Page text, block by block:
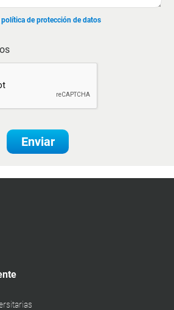
política de protección de datos
Enviar